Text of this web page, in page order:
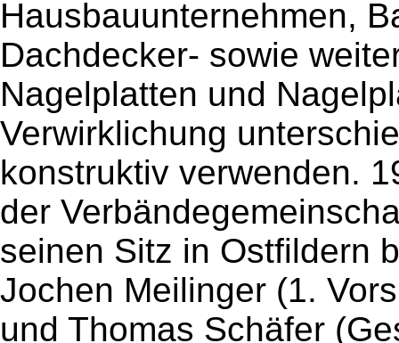
Hausbauunternehmen,
Dachdecker- sowie
Nagelplatten und
Verwirklichung
konstruktiv verwenden.
der
seinen Sitz in Ostfildern
Jochen Meilinger (1.
und Thomas Schäfer